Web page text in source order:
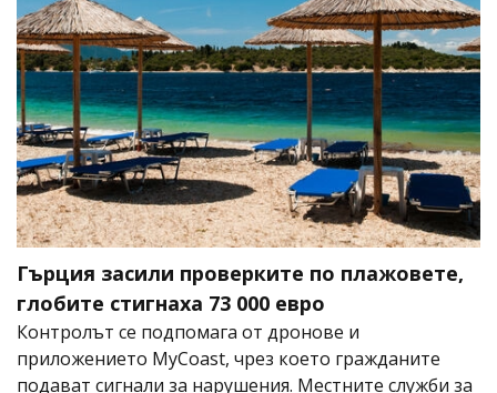
Гърция засили проверките по плажовете,
глобите стигнаха 73 000 евро
Контролът се подпомага от дронове и
приложението MyCoast, чрез което гражданите
подават сигнали за нарушения. Местните служби за